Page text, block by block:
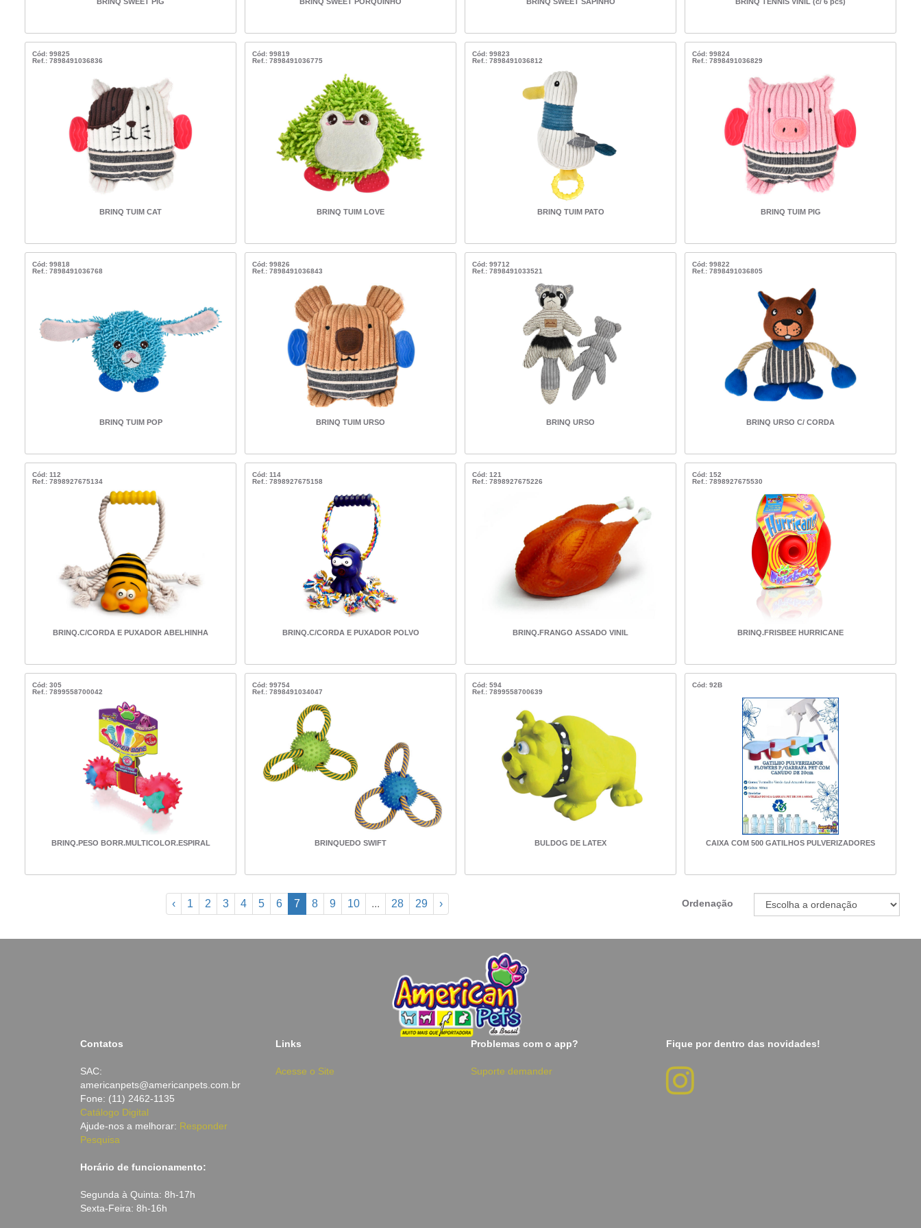
Cód: 99825
Ref.: 7898491036836
BRINQ TUIM CAT
Cód: 99819
Ref.: 7898491036775
BRINQ TUIM LOVE
Cód: 99823
Ref.: 7898491036812
BRINQ TUIM PATO
Cód: 99824
Ref.: 7898491036829
BRINQ TUIM PIG
Cód: 99818
Ref.: 7898491036768
BRINQ TUIM POP
Cód: 99826
Ref.: 7898491036843
BRINQ TUIM URSO
Cód: 99712
Ref.: 7898491033521
BRINQ URSO
Cód: 99822
Ref.: 7898491036805
BRINQ URSO C/ CORDA
Cód: 112
Ref.: 7898927675134
BRINQ.C/CORDA E PUXADOR ABELHINHA
Cód: 114
Ref.: 7898927675158
BRINQ.C/CORDA E PUXADOR POLVO
Cód: 121
Ref.: 7898927675226
BRINQ.FRANGO ASSADO VINIL
Cód: 152
Ref.: 7898927675530
BRINQ.FRISBEE HURRICANE
Cód: 305
Ref.: 7899558700042
BRINQ.PESO BORR.MULTICOLOR.ESPIRAL
Cód: 99754
Ref.: 7898491034047
BRINQUEDO SWIFT
Cód: 594
Ref.: 7899558700639
BULDOG DE LATEX
Cód: 92B
CAIXA COM 500 GATILHOS PULVERIZADORES
‹ 1 2 3 4 5 6 7 8 9 10 ... 28 29 › Ordenação
Contatos
SAC:
americanpets@americanpets.com.br
Fone: (11) 2462-1135
Catálogo Digital
Ajude-nos a melhorar: Responder
Pesquisa
Horário de funcionamento:
Segunda à Quinta: 8h-17h
Sexta-Feira: 8h-16h
Links
Acesse o Site
Problemas com o app?
Suporte demander
Fique por dentro das novidades!